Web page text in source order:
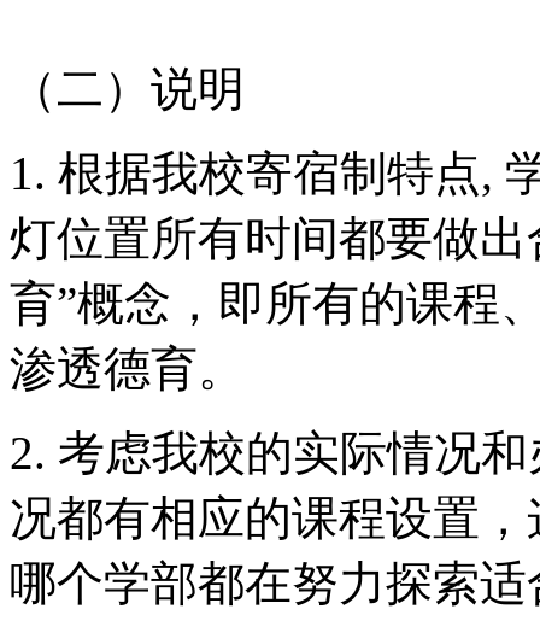
（二）说明
1. 根据我校寄宿制特点,
灯位置所有时间都要做
育”概念，即所有的课程
渗透德育。
2. 考虑我校的实际情况
况都有相应的课程设置
哪个学部都在努力探索